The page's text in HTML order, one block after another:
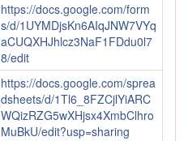
https://docs.google.com/form
s/d/1UYMDjsKn6AIqJNW7VYq
aCUQXHJhlcz3NaF1FDdu0l7
8/edit
https://docs.google.com/sprea
dsheets/d/1Tl6_8FZCjlYiARC
WQizRZG5wXHjsx4XmbClhro
MuBkU/edit?usp=sharing